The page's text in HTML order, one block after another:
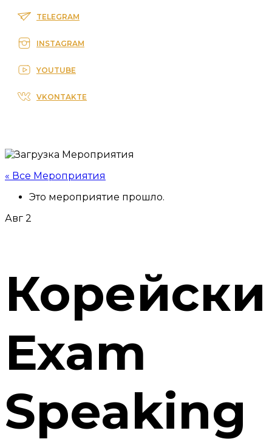
TELEGRAM
INSTAGRAM
YOUTUBE
VKONTAKTE
« Все Мероприятия
Это мероприятие прошло.
Авг 2
Exam
Speaking